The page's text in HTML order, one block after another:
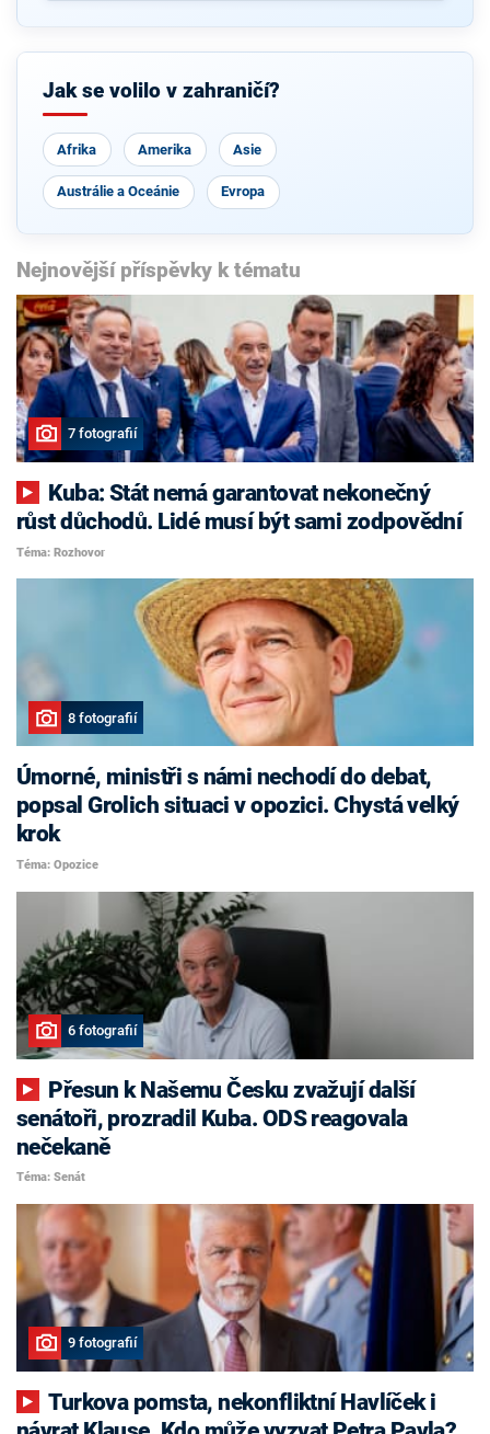
Jak se volilo v zahraničí?
Afrika Amerika Asie
Austrálie a Oceánie Evropa
Nejnovější příspěvky k tématu
7 fotografií
růst důchodů. Lidé musí být sami zodpovědní
Téma: Rozhovor
8 fotografií
Úmorné, ministři s námi nechodí do debat,
popsal Grolich situaci v opozici. Chystá velký
krok
Téma: Opozice
6 fotografií
senátoři, prozradil Kuba. ODS reagovala
nečekaně
Téma: Senát
9 fotografií
Turkova pomsta, nekonfliktní Havlíček i